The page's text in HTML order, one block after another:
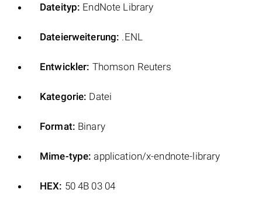
Dateityp: EndNote Library
Dateierweiterung: .ENL
Entwickler: Thomson Reuters
Kategorie: Datei
Format: Binary
Mime-type: application/x-endnote-library
HEX: 50 4B 03 04